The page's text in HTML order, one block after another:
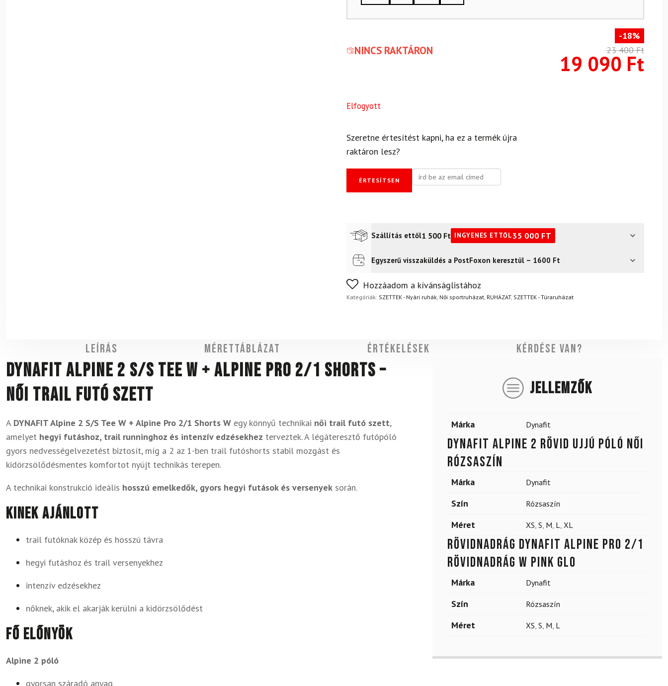
NINCS RAKTÁRON
-18%
23 400Ft
19 090 Ft
Elfogyott
Szeretne értesítést kapni, ha ez a termék újra
raktáron lesz?
ÉRTESÍTSEN
Szállítás ettől1 500 Ft INGYENES ETTŐL35 000 FT
Futár a címre2 400Ft
FoxPost
Egyszerű visszaküldés a PostFoxon keresztül – 1600 Ft
Nem biztos a választásában? Semmi gond – a terméket egyszerűen visszaküldheti 14
napon belül, indoklás nélkül. Mik a visszaküldés feltételei?
Hozzáadom a kívánságlistához
Kategóriák: SZETTEK - Nyári ruhák, Női sportruházat, RUHÁZAT, SZETTEK - Túraruházat
Leírás Mérettáblázat Értékelések Kérdése van?
DYNAFIT Alpine 2 S/S Tee W + Alpine Pro 2/1 Shorts –
női trail futó szett
A DYNAFIT Alpine 2 S/S Tee W + Alpine Pro 2/1 Shorts W egy könnyű technikai női trail futó szett,
amelyet hegyi futáshoz, trail runninghoz és intenzív edzésekhez terveztek. A légáteresztő futópóló
gyors nedvességelvezetést biztosít, míg a 2 az 1-ben trail futóshorts stabil mozgást és
kidörzsölődésmentes komfortot nyújt technikás terepen.
A technikai konstrukció ideális hosszú emelkedők, gyors hegyi futások és versenyek során.
Kinek ajánlott
trail futóknak közép és hosszú távra
hegyi futáshoz és trail versenyekhez
intenzív edzésekhez
nőknek, akik el akarják kerülni a kidörzsölődést
Fő előnyök
Alpine 2 póló
gyorsan száradó anyag
JELLEMZŐK
Márka Dynafit
DYNAFIT Alpine 2 rövid ujjú póló női
rózsaszín
Márka Dynafit
Szín Rózsaszín
Méret XS, S, M, L, XL
Rövidnadrág DYNAFIT Alpine Pro 2/1
Rövidnadrág W Pink Glo
Márka Dynafit
Szín Rózsaszín
Méret XS, S, M, L